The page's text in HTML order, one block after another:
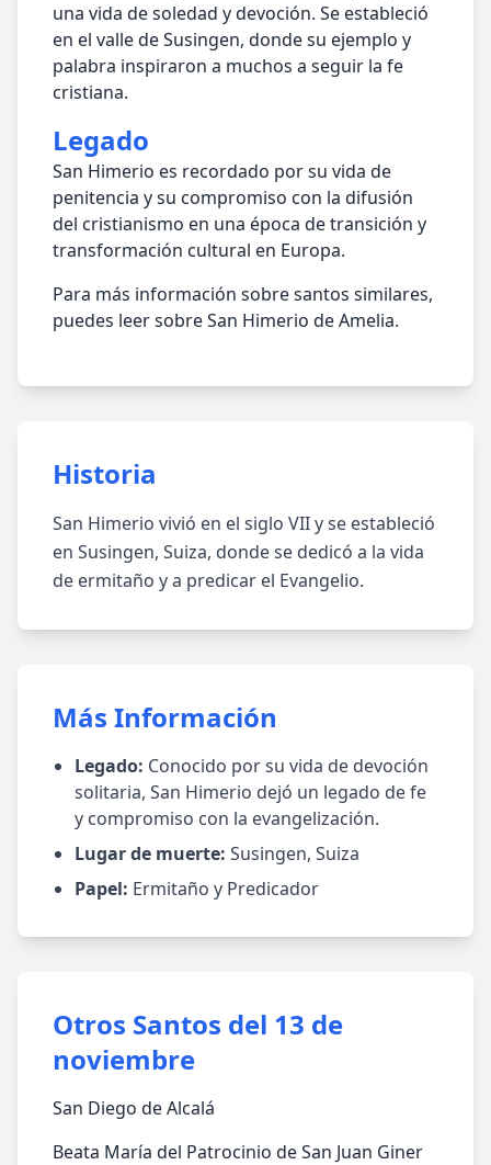
una vida de soledad y devoción. Se estableció
en el valle de Susingen, donde su ejemplo y
palabra inspiraron a muchos a seguir la fe
cristiana.
Legado
San Himerio es recordado por su vida de
penitencia y su compromiso con la difusión
del cristianismo en una época de transición y
transformación cultural en Europa.
Para más información sobre santos similares,
puedes leer sobre San Himerio de Amelia.
Historia
San Himerio vivió en el siglo VII y se estableció
en Susingen, Suiza, donde se dedicó a la vida
de ermitaño y a predicar el Evangelio.
Más Información
Legado: Conocido por su vida de devoción
solitaria, San Himerio dejó un legado de fe
y compromiso con la evangelización.
Lugar de muerte: Susingen, Suiza
Papel: Ermitaño y Predicador
Otros Santos del 13 de
noviembre
San Diego de Alcalá
Beata María del Patrocinio de San Juan Giner